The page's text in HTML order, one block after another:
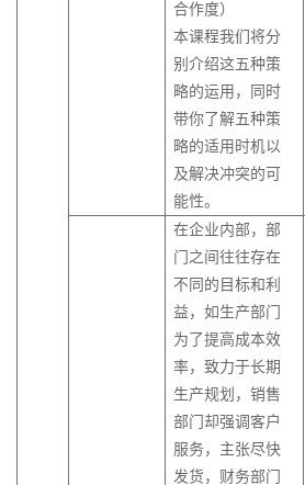
合作度）
本课程我们将分
别介绍这五种策
略的运用，同时
带你了解五种策
略的适用时机以
及解决冲突的可
能性。
在企业内部，部
门之间往往存在
不同的目标和利
益，如生产部门
为了提高成本效
率，致力于长期
生产规划，销售
部门却强调客户
服务，主张尽快
发货，财务部门